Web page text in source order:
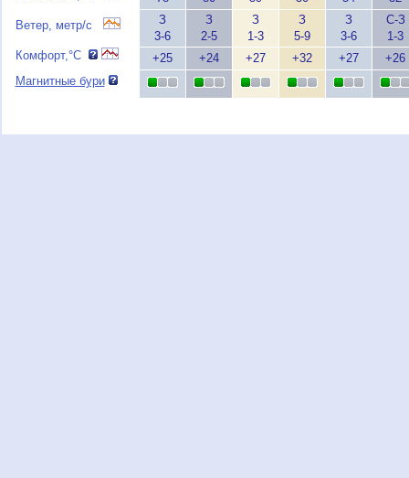
Ветер, метр/с
Комфорт,°C
Магнитные бури
З
3-6
+25
З
2-5
+24
З
1-3
+27
З
5-9
+32
З
3-6
+27
С-З
1-3
+26